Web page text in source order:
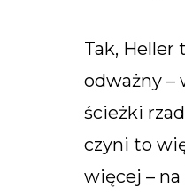
Tak, Heller
odważny –
ścieżki
czyni to
więcej –